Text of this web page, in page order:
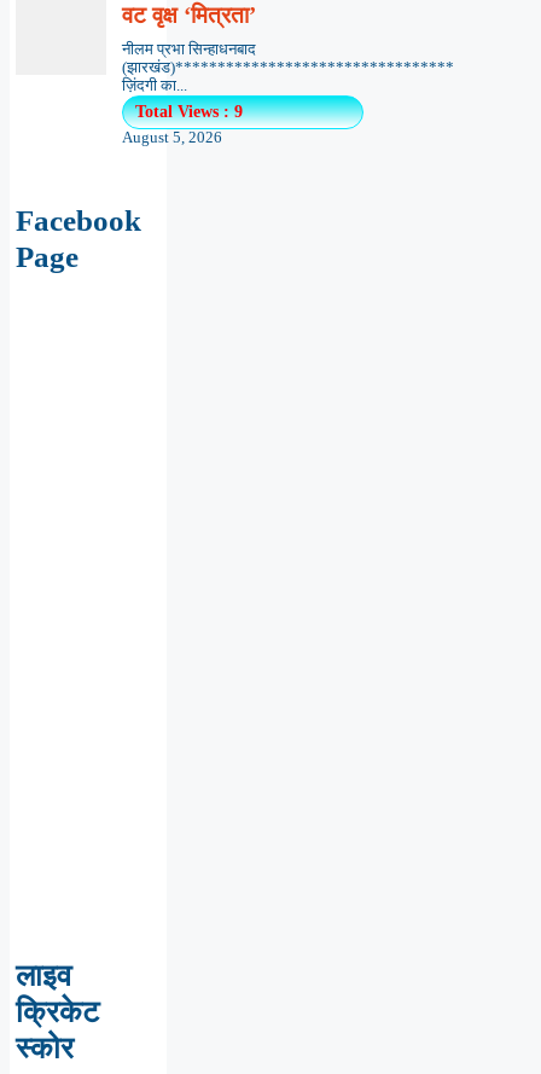
वट वृक्ष ‘मित्रता’
नीलम प्रभा सिन्हाधनबाद
(झारखंड)*********************************
ज़िंदगी का...
Total Views : 9
August 5, 2026
Facebook
Page
लाइव
क्रिकेट
स्कोर